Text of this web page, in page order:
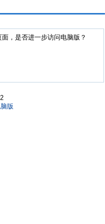
，是否进一步访问电脑版？
版